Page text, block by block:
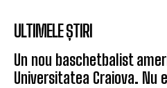
ULTIMELE ȘTIRI
Un nou baschetbalist
Universitatea Craiova. Nu